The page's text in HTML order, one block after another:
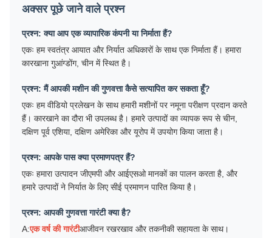
अक्सर पूछे जाने वाले प्रश्न
प्रश्न: क्या आप एक व्यापारिक कंपनी या निर्माता हैं?
एकः हम स्वतंत्र आयात और निर्यात अधिकारों के साथ एक निर्माता हैं। हमारा
कारखाना गुआंग्डोंग, चीन में स्थित है।
प्रश्न: मैं आपकी मशीन की गुणवत्ता कैसे सत्यापित कर सकता हूँ?
एकः हम वीडियो प्रलेखन के साथ हमारी मशीनों पर नमूना परीक्षण प्रदान करते
हैं। कारखाने का दौरा भी उपलब्ध है। हमारे उत्पादों का व्यापक रूप से चीन,
दक्षिण पूर्व एशिया, दक्षिण अमेरिका और यूरोप में उपयोग किया जाता है।
प्रश्न: आपके पास क्या प्रमाणपत्र हैं?
एकः हमारा उत्पादन जीएमपी और आईएसओ मानकों का पालन करता है, और
हमारे उत्पादों ने निर्यात के लिए सीई प्रमाणन पारित किया है।
प्रश्न: आपकी गुणवत्ता गारंटी क्या है?
A:एक वर्ष की गारंटीआजीवन रखरखाव और तकनीकी सहायता के साथ।